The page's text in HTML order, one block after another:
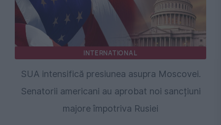
INTERNATIONAL
SUA intensifică presiunea asupra Moscovei.
Senatorii americani au aprobat noi sancțiuni
majore împotriva Rusiei